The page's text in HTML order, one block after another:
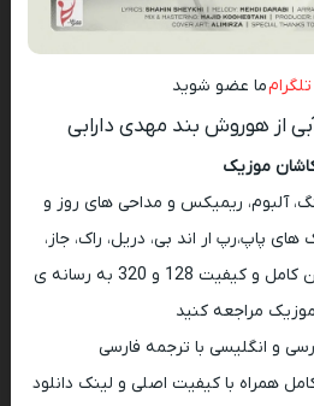
ما عضو شوید
از هوروش بند مهدی دارابی
موزیک
آلبوم، ریمیکس و مداحی های روز و
پاپ،رپ ار اند بی، دریل، راک، جاز،
هیپ هاپ و اپرا همراه با متن کامل و کیفیت 128 و 320 به رسانه ی
مراجعه کنید
و انگلیسی با ترجمه فارسی
همراه با کیفیت اصلی و لینک دانلود